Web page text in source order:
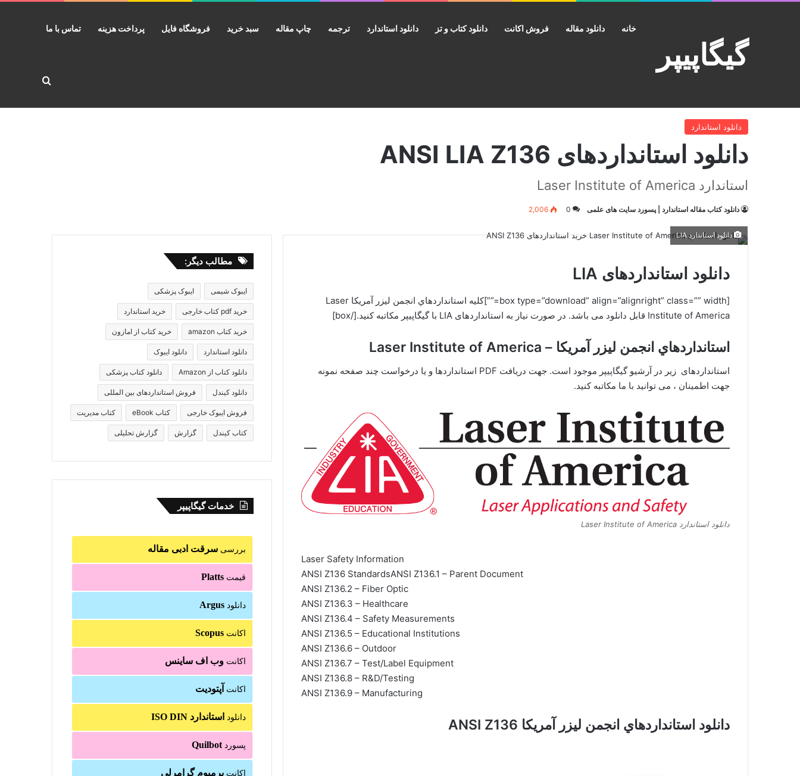
گیگاپیپر
خانه دانلود مقاله فروش اکانت دانلود کتاب و تز دانلود استاندارد ترجمه چاپ مقاله سبد خرید فروشگاه فایل پرداخت هزینه تماس با ما
جستجو
دانلود استاندارد
دانلود استانداردهای ANSI LIA Z136
استاندارد Laser Institute of America
دانلود کتاب مقاله استاندارد | پسورد سایت های علمی 0
2,006
دانلود استاندارد LIA
دانلود استانداردهای LIA
[box type=”download” align=”alignright” class=”” width=””]کلیه استانداردهاي انجمن ليزر آمريکا Laser
Institute of America قابل دانلود می باشد. در صورت نیاز به استانداردهای LIA با گیگاپیپر مکاتبه کنید.[/box]
استانداردهاي انجمن ليزر آمريکا – Laser Institute of America
استانداردهای زیر در آرشیو گیگاپیپر موجود است. جهت دریافت PDF استانداردها و یا درخواست چند صفحه نمونه
جهت اطمینان ، می توانید با ما مکاتبه کنید.
دانلود استاندارد Laser Institute of America
Laser Safety Information
ANSI Z136 StandardsANSI Z136.1 – Parent Document
ANSI Z136.2 – Fiber Optic
ANSI Z136.3 – Healthcare
ANSI Z136.4 – Safety Measurements
ANSI Z136.5 – Educational Institutions
ANSI Z136.6 – Outdoor
ANSI Z136.7 – Test/Label Equipment
ANSI Z136.8 – R&D/Testing
ANSI Z136.9 – Manufacturing
دانلود استانداردهاي انجمن ليزر آمريکا
مطالب دیگر:
ایبوک شیمی ایبوک پزشکی
خرید pdf کتاب خارجی خرید استاندارد
خرید کتاب amazon خرید کتاب از امازون
دانلود استاندارد دانلود ایبوک
دانلود کتاب از Amazon دانلود کتاب پزشکی
دانلود کیندل فروش استانداردهای بین المللی
فروش ایبوک خارجی کتاب eBook کتاب مدیریت
کتاب کیندل گزارش گزارش تحلیلی
خدمات گیگاپیپر
بررسیسرقت ادبی مقاله
قیمتPlatts
دانلودArgus
اکانتScopus
اکانتوب اف ساینس
اکانت آپتودیت
دانلود استاندارد ISO DIN
پسوردQuilbot
اکانتپرمیوم گرامرلی